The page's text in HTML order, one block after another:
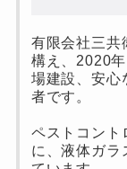
有限会社三共
構え、2020
場建設、安心
者です。
ペストコント
に、液体ガラ